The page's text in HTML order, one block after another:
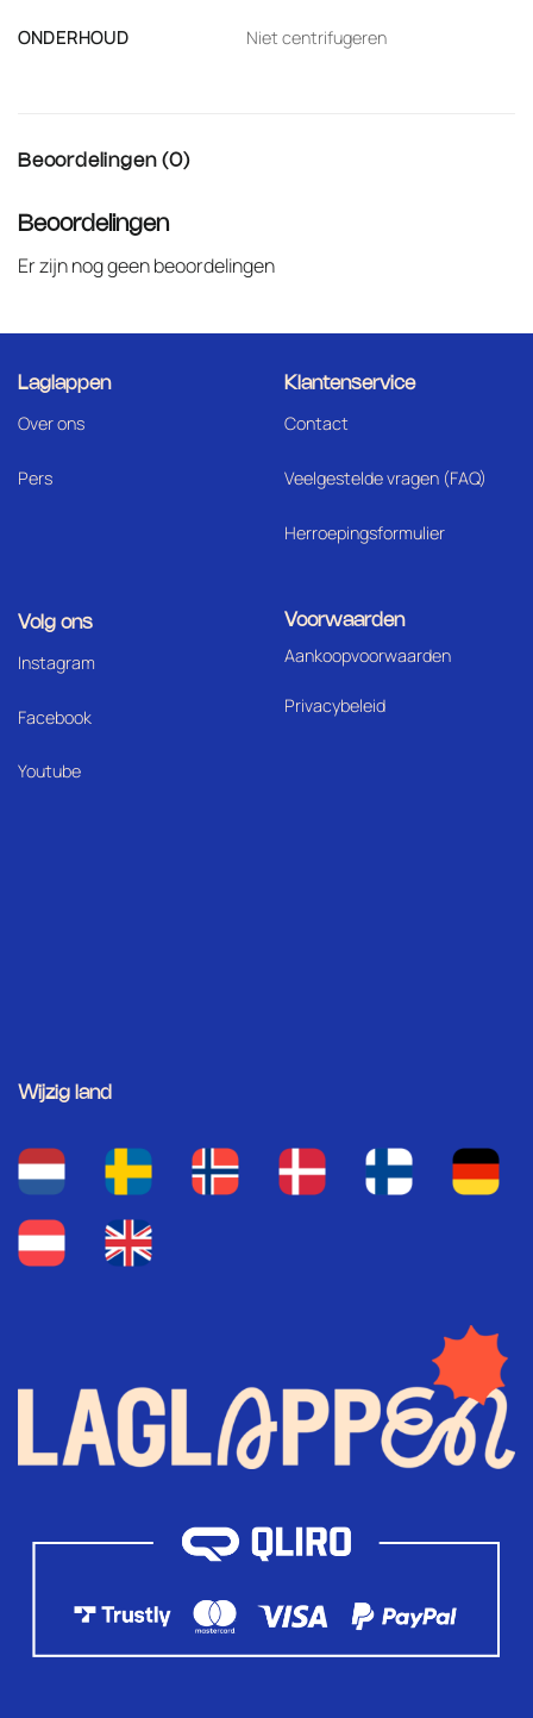
ONDERHOUD Niet centrifugeren
Beoordelingen (0)
Beoordelingen
Er zijn nog geen beoordelingen
Laglappen
Over ons
Pers
Klantenservice
Contact
Veelgestelde vragen (FAQ)
Herroepingsformulier
Volg ons
Instagram
Facebook
Youtube
Voorwaarden
Aankoopvoorwaarden
Privacybeleid
Wijzig land